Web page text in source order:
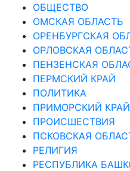
ОБЩЕСТВО
ОМСКАЯ ОБЛАСТЬ
ОРЕНБУРГСКАЯ
ОРЛОВСКАЯ
ПЕНЗЕНСКАЯ
ПЕРМСКИЙ КРАЙ
ПОЛИТИКА
ПРИМОРСКИЙ КРАЙ
ПРОИСШЕСТВИЯ
ПСКОВСКАЯ
РЕЛИГИЯ
РЕСПУБЛИКА